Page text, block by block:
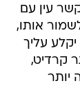
עין עם
אותו,
יקלע עליך
קרדיט,
יותר